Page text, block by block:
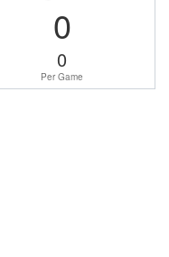
0
0
Per Game